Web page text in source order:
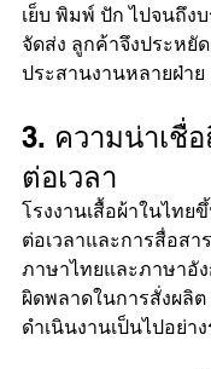
เย็บ พิมพ์ ปัก ไปจนถึ
จัดส่ง ลูกค้าจึงประหยั
ประสานงานหลายฝ่าย
3. ความน่าเชื่
ต่อเวลา
โรงงานเสื้อผ้าในไทย
ต่อเวลาและการสื่อสา
ภาษาไทยและภาษาอั
ผิดพลาดในการสั่งผลิ
ดำเนินงานเป็นไปอย่า